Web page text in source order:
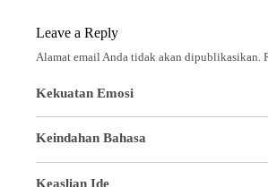
Leave a Reply
Alamat email Anda tidak akan dipublikasikan.
Kekuatan Emosi
Keindahan Bahasa
Keaslian Ide